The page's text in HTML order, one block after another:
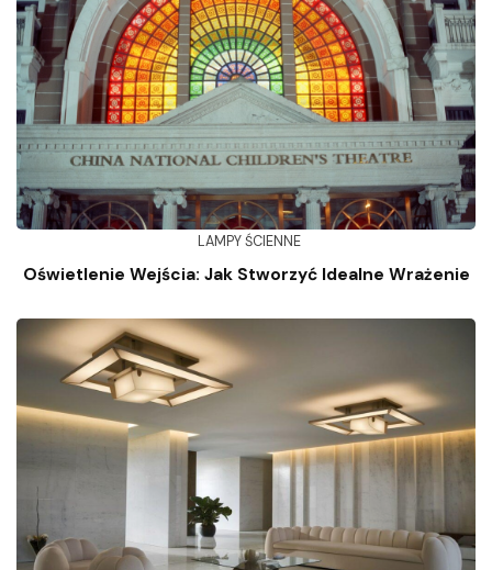
LAMPY ŚCIENNE
Oświetlenie Wejścia: Jak Stworzyć Idealne Wrażenie